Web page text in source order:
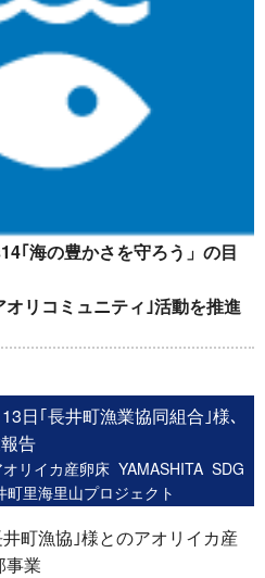
｢海の豊かさを守ろう」の目
リコミュニティ｣活動を推進
日｢長井町漁業協同組合｣様､
告
オリイカ産卵床 YAMASHITA SDG
町里海里山プロジェクト
町漁協｣様とのアオリイカ産
事業